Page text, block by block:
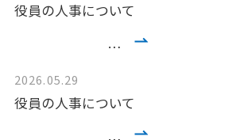
役員の人事について
2026.05.29
役員の人事について